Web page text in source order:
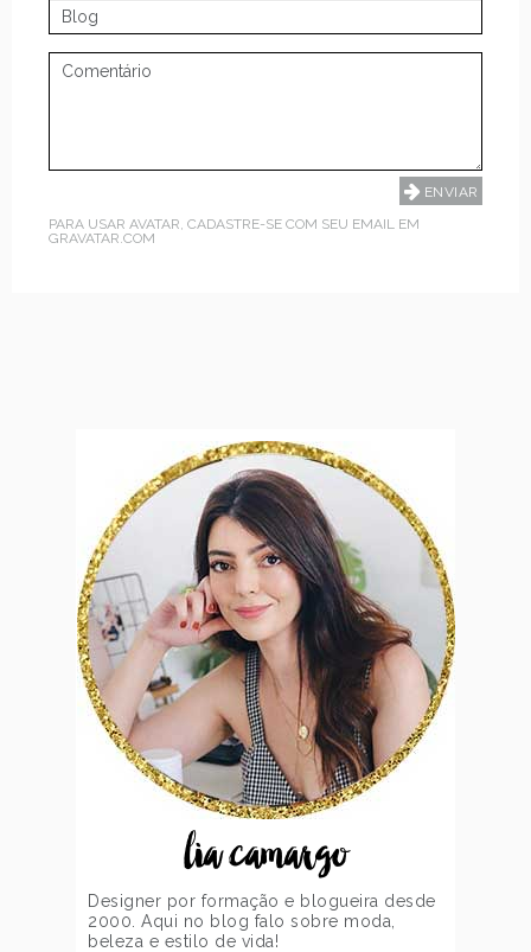
PARA USAR AVATAR, CADASTRE-SE COM SEU EMAIL EM
GRAVATAR.COM
lia camargo
Designer por formação e blogueira desde
2000. Aqui no blog falo sobre moda,
beleza e estilo de vida!